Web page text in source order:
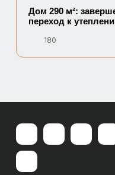
Дом 290 м²:
переход к
180